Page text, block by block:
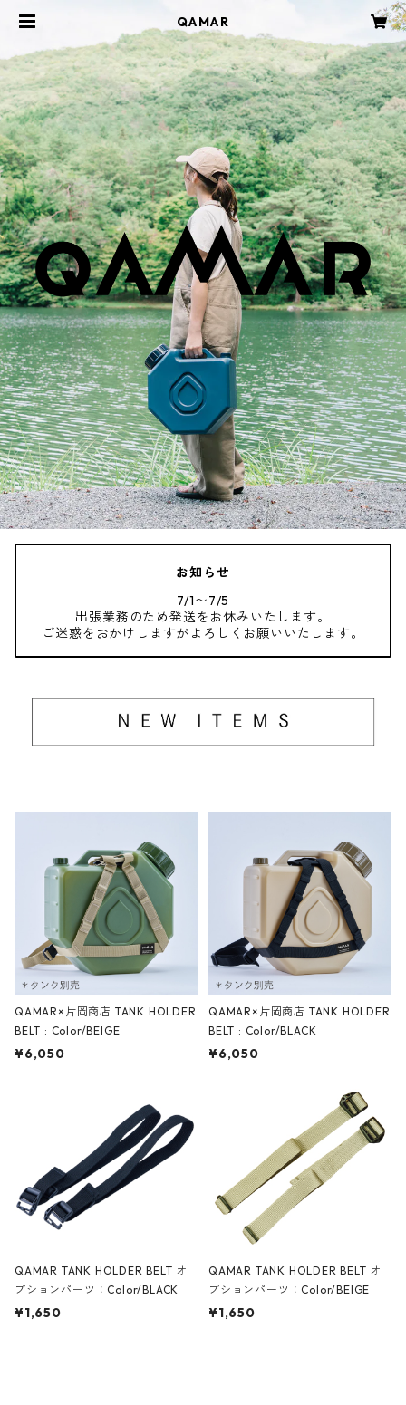
QAMAR
お知らせ
7/1〜7/5
出張業務のため発送をお休みいたします。
ご迷惑をおかけしますがよろしくお願いいたします。
QAMAR×片岡商店 TANK HOLDER
BELT : Color/BEIGE
¥6,050
QAMAR×片岡商店 TANK HOLDER
BELT : Color/BLACK
¥6,050
QAMAR TANK HOLDER BELT オ
プションパーツ：Color/BLACK
¥1,650
QAMAR TANK HOLDER BELT オ
プションパーツ：Color/BEIGE
¥1,650